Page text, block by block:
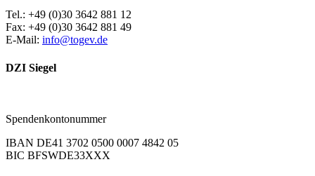
Tel.: +49 (0)30 3642 881 12
Fax: +49 (0)30 3642 881 49
E-Mail: info@togev.de
DZI Siegel
Spendenkontonummer
IBAN DE41 3702 0500 0007 4842 05
BIC BFSWDE33XXX